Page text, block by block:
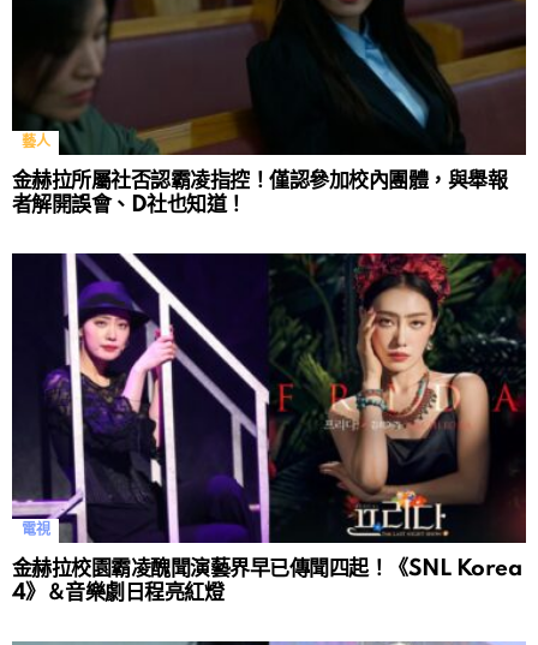
藝人
金赫拉所屬社否認霸凌指控！僅認參加校內團體，與舉報
者解開誤會、D社也知道！
電視
金赫拉校園霸凌醜聞演藝界早已傳聞四起！《SNL Korea
4》＆音樂劇日程亮紅燈